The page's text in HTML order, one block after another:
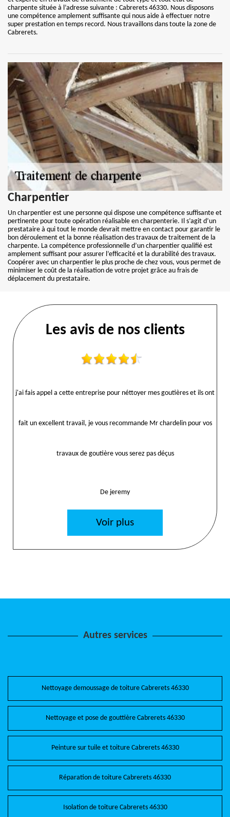
charpente située à l’adresse suivante : Cabrerets 46330. Nous disposons
une compétence amplement suffisante qui nous aide à effectuer notre
super prestation en temps record. Nous travaillons dans toute la zone de
Cabrerets.
Charpentier
Un charpentier est une personne qui dispose une compétence suffisante et
pertinente pour toute opération réalisable en charpenterie. Il s’agit d’un
prestataire à qui tout le monde devrait mettre en contact pour garantir le
bon déroulement et la bonne réalisation des travaux de traitement de la
charpente. La compétence professionnelle d’un charpentier qualifié est
amplement suffisant pour assurer l’efficacité et la durabilité des travaux.
Coopérer avec un charpentier le plus proche de chez vous, vous permet de
minimiser le coût de la réalisation de votre projet grâce au frais de
déplacement du prestataire.
Les avis de nos clients
j'ai fais appel a cette entreprise pour néttoyer mes goutières et ils ont
fait un excellent travail, je vous recommande Mr chardelin pour vos
travaux de goutière vous serez pas déçus
De jeremy
Voir plus
Autres services
Nettoyage demoussage de toiture Cabrerets 46330
Nettoyage et pose de gouttière Cabrerets 46330
Peinture sur tuile et toiture Cabrerets 46330
Réparation de toiture Cabrerets 46330
Isolation de toiture Cabrerets 46330